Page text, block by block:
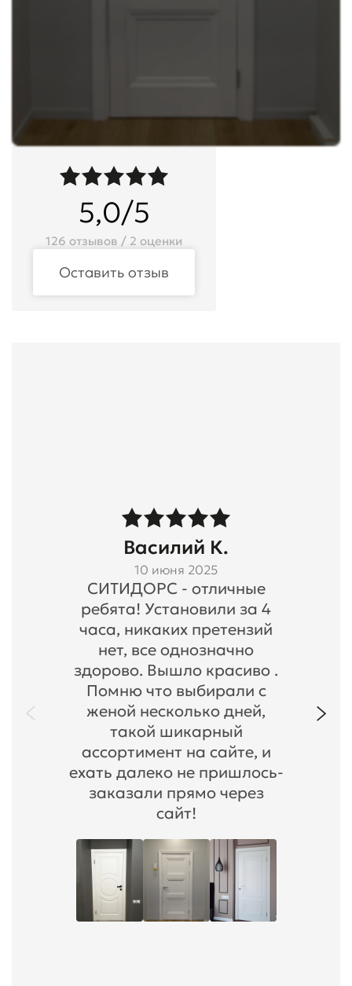
5,0/5
126 отзывов / 2 оценки
Оставить отзыв
Василий К.
10 июня 2025
СИТИДОРС - отличные
ребята! Установили за 4
часа, никаких претензий
нет, все однозначно
здорово. Вышло красиво .
Помню что выбирали с
женой несколько дней,
такой шикарный
ассортимент на сайте, и
ехать далеко не пришлось-
заказали прямо через
сайт!